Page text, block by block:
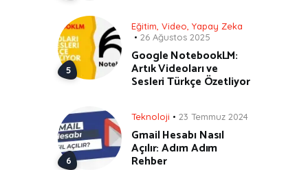
Eğitim Video Yapay Zeka
26 Ağustos 2025
Google NotebookLM:
Artık Videoları ve
Sesleri Türkçe Özetliyor
Teknoloji 23 Temmuz 2024
Gmail Hesabı Nasıl
Açılır: Adım Adım
Rehber